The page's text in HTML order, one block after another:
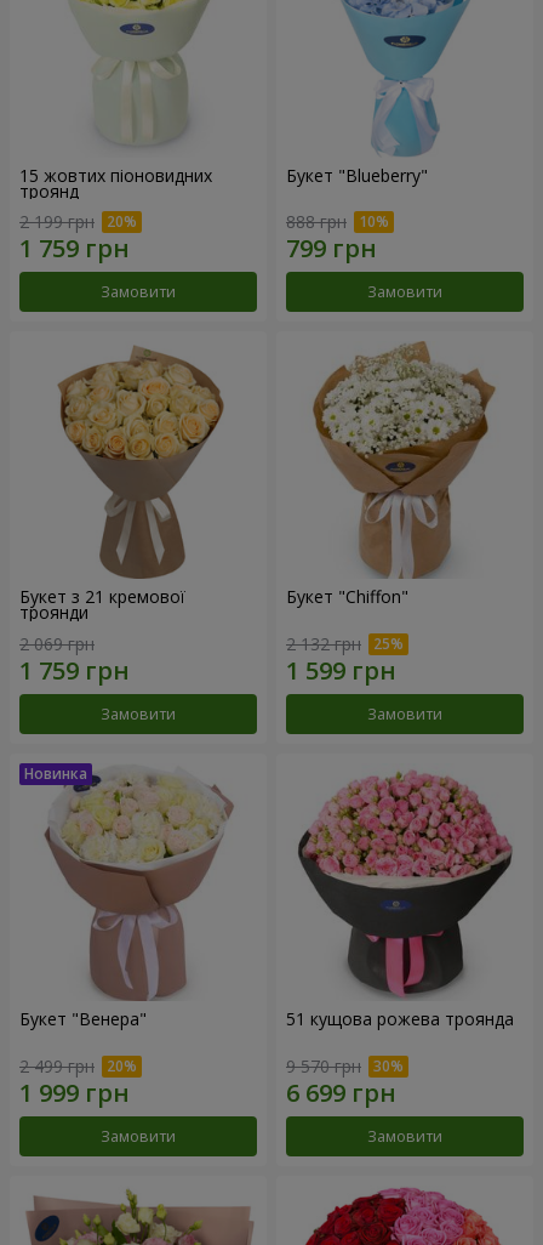
15 жовтих піоновидних
троянд
2 199 грн
Замовити
Букет "Blueberry"
888 грн
Замовити
Букет з 21 кремової
троянди
2 069 грн
Замовити
Букет "Chiffon"
2 132 грн
Замовити
Букет "Венера"
2 499 грн
Замовити
51 кущова рожева троянда
9 570 грн
Замовити